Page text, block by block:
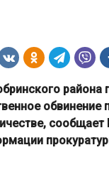
обвинение